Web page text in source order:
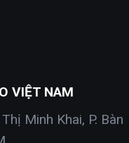
VIỆT NAM
Minh Khai, P. Bàn